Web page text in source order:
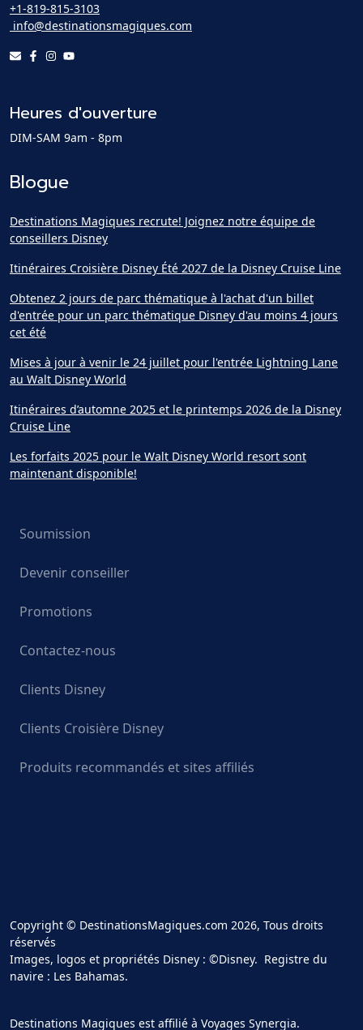
+1-819-815-3103
info@destinationsmagiques.com
Heures d'ouverture
DIM-SAM 9am - 8pm
Blogue
Destinations Magiques recrute! Joignez notre équipe de
conseillers Disney
Itinéraires Croisière Disney Été 2027 de la Disney Cruise Line
Obtenez 2 jours de parc thématique à l'achat d'un billet
d'entrée pour un parc thématique Disney d'au moins 4 jours
cet été
Mises à jour à venir le 24 juillet pour l'entrée Lightning Lane
au Walt Disney World
Itinéraires d’automne 2025 et le printemps 2026 de la Disney
Cruise Line
Les forfaits 2025 pour le Walt Disney World resort sont
maintenant disponible!
Soumission
Devenir conseiller
Promotions
Contactez-nous
Clients Disney
Clients Croisière Disney
Produits recommandés et sites affiliés
Copyright © DestinationsMagiques.com 2026, Tous droits
réservés
Images, logos et propriétés Disney : ©Disney. Registre du
navire : Les Bahamas.
Destinations Magiques est affilié à Voyages Synergia.